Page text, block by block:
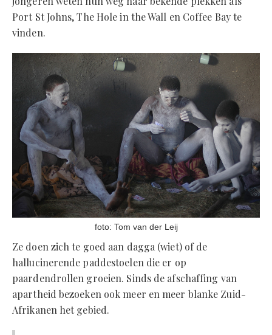
Port St Johns, The Hole in the Wall en Coffee Bay te
vinden.
foto: Tom van der Leij
Ze doen zich te goed aan dagga (wiet) of de
hallucinerende paddestoelen die er op
paardendrollen groeien. Sinds de afschaffing van
apartheid bezoeken ook meer en meer blanke Zuid-
Afrikanen het gebied.